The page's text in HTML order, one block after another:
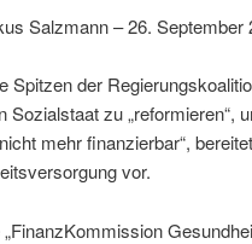
Salzmann – 26. September
Spitzen der
Sozialstaat zu
mehr finanzierbar“,
vor.